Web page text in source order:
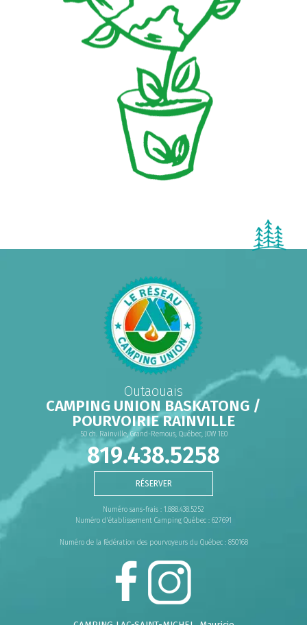
Outaouais
CAMPING UNION BASKATONG /
POURVOIRIE RAINVILLE
50 ch. Rainville, Grand-Remous, Québec, J0W 1E0
819.438.5258
RÉSERVER
Numéro sans-frais : 1.888.438.5252
Numéro d'établissement Camping Québec : 627691
Numéro de la fédération des pourvoyeurs du Québec : 850168